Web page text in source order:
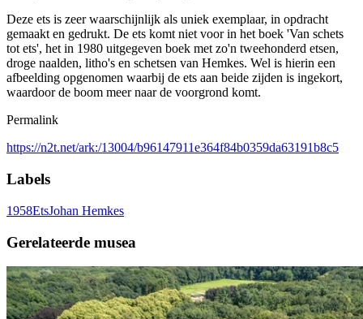
Deze ets is zeer waarschijnlijk als uniek exemplaar, in opdracht
gemaakt en gedrukt. De ets komt niet voor in het boek 'Van schets
tot ets', het in 1980 uitgegeven boek met zo'n tweehonderd etsen,
droge naalden, litho's en schetsen van Hemkes. Wel is hierin een
afbeelding opgenomen waarbij de ets aan beide zijden is ingekort,
waardoor de boom meer naar de voorgrond komt.
Permalink
https://n2t.net/ark:/13004/b96147911e364f84b0359da63191b8c5
Labels
1958EtsJohan Hemkes
Gerelateerde musea